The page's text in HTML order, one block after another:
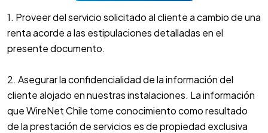
1. Proveer del servicio solicitado al cliente a cambio de una
renta acorde a las estipulaciones detalladas en el
presente documento.
2. Asegurar la confidencialidad de la información del
cliente alojado en nuestras instalaciones. La información
que WireNet Chile tome conocimiento como resultado
de la prestación de servicios es de propiedad exclusiva